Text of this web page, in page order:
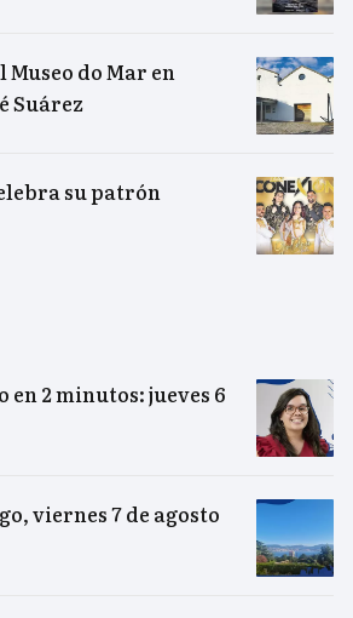
Museo do Mar en
Suárez
su patrón
en 2 minutos: jueves 6
viernes 7 de agosto